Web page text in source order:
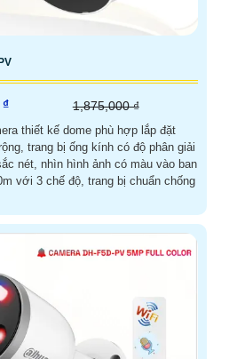
1,875,000 ₫
thiết kế dome phù hợp lắp đặt
trang bị ống kính có độ phân giải
nét, nhìn hình ảnh có màu vào ban
với 3 chế độ, trang bị chuẩn chống